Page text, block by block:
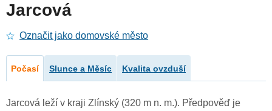
Jarcová
Označit jako domovské město
Počasí Slunce a Měsíc Kvalita ovzduší
Jarcová leží v kraji Zlínský (320 m n. m.). Předpověď je